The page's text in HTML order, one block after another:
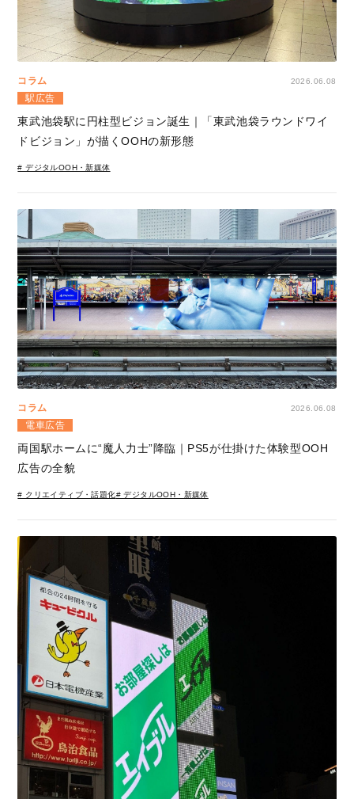
コラム 2026.06.08
駅広告
東武池袋駅に円柱型ビジョン誕生｜「東武池袋ラウンドワイ
ドビジョン」が描くOOHの新形態
# デジタルOOH・新媒体
コラム 2026.06.08
電車広告
両国駅ホームに“魔人力士”降臨｜PS5が仕掛けた体験型OOH
広告の全貌
# クリエイティブ・話題化# デジタルOOH・新媒体